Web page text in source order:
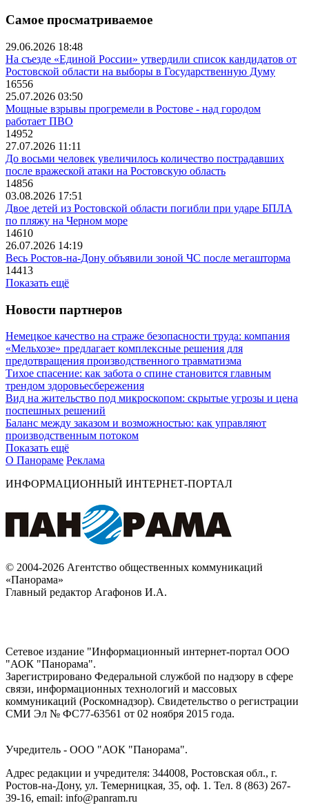
Самое просматриваемое
29.06.2026 18:48
На съезде «Единой России» утвердили список кандидатов от
Ростовской области на выборы в Государственную Думу
16556
25.07.2026 03:50
Мощные взрывы прогремели в Ростове - над городом
работает ПВО
14952
27.07.2026 11:11
До восьми человек увеличилось количество пострадавших
после вражеской атаки на Ростовскую область
14856
03.08.2026 17:51
Двое детей из Ростовской области погибли при ударе БПЛА
по пляжу на Черном море
14610
26.07.2026 14:19
Весь Ростов-на-Дону объявили зоной ЧС после мегашторма
14413
Показать ещё
Новости партнеров
Немецкое качество на страже безопасности труда: компания
«Мельхозе» предлагает комплексные решения для
предотвращения производственного травматизма
Тихое спасение: как забота о спине становится главным
трендом здоровьесбережения
Вид на жительство под микроскопом: скрытые угрозы и цена
поспешных решений
Баланс между заказом и возможностью: как управляют
производственным потоком
Показать ещё
О Панораме Реклама
ИНФОРМАЦИОННЫЙ ИНТЕРНЕТ-ПОРТАЛ
© 2004-2026 Агентство общественных коммуникаций
«Панорама»
Главный редактор Агафонов И.А.
Сетевое издание "Информационный интернет-портал ООО
"АОК "Панорама".
Зарегистрировано Федеральной службой по надзору в сфере
связи, информационных технологий и массовых
коммуникаций (Роскомнадзор). Cвидетельство о регистрации
СМИ Эл № ФС77-63561 от 02 ноября 2015 года.
Учредитель - ООО "АОК "Панорама".
Адрес редакции и учредителя: 344008, Ростовская обл., г.
Ростов-на-Дону, ул. Темерницкая, 35, оф. 1. Тел. 8 (863) 267-
39-16, email: info@panram.ru